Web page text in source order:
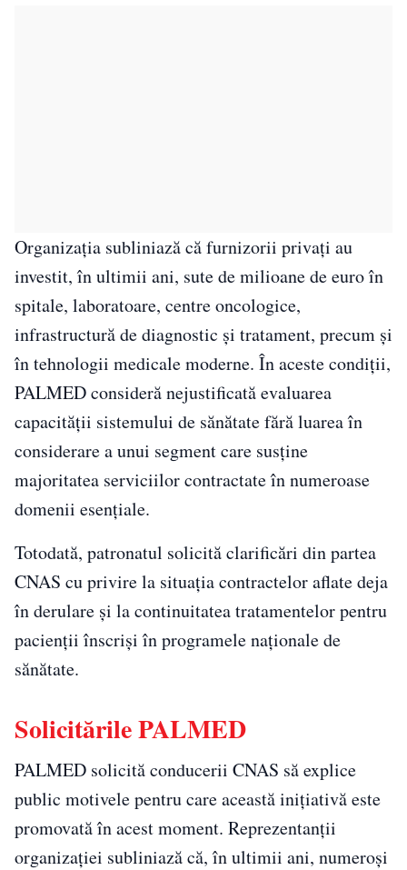
Organizația subliniază că furnizorii privați au
investit, în ultimii ani, sute de milioane de euro în
spitale, laboratoare, centre oncologice,
infrastructură de diagnostic și tratament, precum și
în tehnologii medicale moderne. În aceste condiții,
PALMED consideră nejustificată evaluarea
capacității sistemului de sănătate fără luarea în
considerare a unui segment care susține
majoritatea serviciilor contractate în numeroase
domenii esențiale.
Totodată, patronatul solicită clarificări din partea
CNAS cu privire la situația contractelor aflate deja
în derulare și la continuitatea tratamentelor pentru
pacienții înscriși în programele naționale de
sănătate.
Solicitările PALMED
PALMED solicită conducerii CNAS să explice
public motivele pentru care această inițiativă este
promovată în acest moment. Reprezentanții
organizației subliniază că, în ultimii ani, numeroși